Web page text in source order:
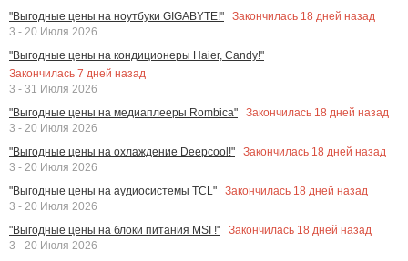
"Выгодные цены на ноутбуки GIGABYTE!"
Закончилась 18 дней назад
3 - 20 Июля 2026
"Выгодные цены на кондиционеры Haier, Candy!"
Закончилась 7 дней назад
3 - 31 Июля 2026
"Выгодные цены на медиаплееры Rombica"
Закончилась 18 дней назад
3 - 20 Июля 2026
"Выгодные цены на охлаждение Deepcool!"
Закончилась 18 дней назад
3 - 20 Июля 2026
"Выгодные цены на аудиосистемы TCL"
Закончилась 18 дней назад
3 - 20 Июля 2026
"Выгодные цены на блоки питания MSI !"
Закончилась 18 дней назад
3 - 20 Июля 2026